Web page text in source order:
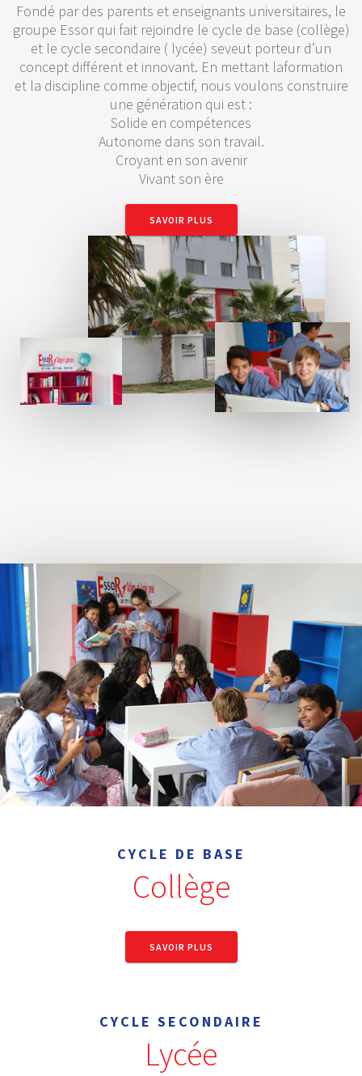
Fondé par des parents et enseignants universitaires, le
groupe Essor qui fait rejoindre le cycle de base (collège)
et le cycle secondaire ( lycée) seveut porteur d’un
concept différent et innovant. En mettant laformation
et la discipline comme objectif, nous voulons construire
une génération qui est :
Solide en compétences
Autonome dans son travail.
Croyant en son avenir
Vivant son ère
SAVOIR PLUS
CYCLE DE BASE
Collège
SAVOIR PLUS
CYCLE SECONDAIRE
Lycée